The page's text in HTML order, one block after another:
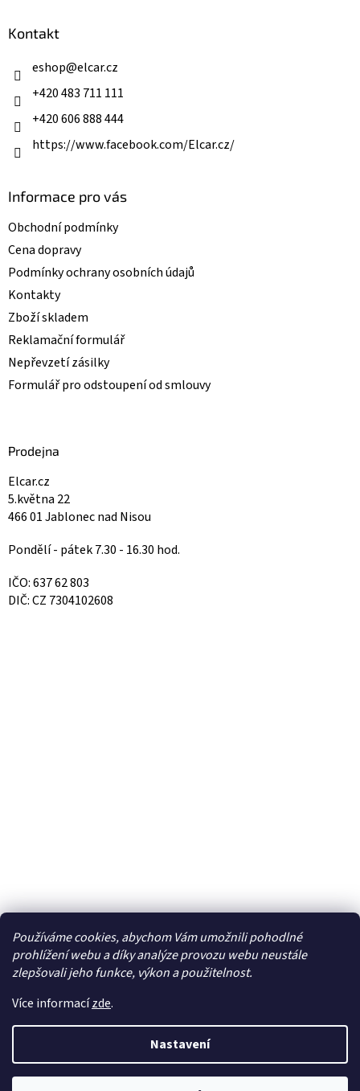
Používáme cookies, abychom Vám umožnili pohodlné
prohlížení webu a díky analýze provozu webu neustále
zlepšovali jeho funkce, výkon a použitelnost.
Více informacízde.
Nastavení
Kontakt
eshop@elcar.cz
+420 483 711 111
+420 606 888 444
https://www.facebook.com/Elcar.cz/
Informace pro vás
Obchodní podmínky
Cena dopravy
Podmínky ochrany osobních údajů
Kontakty
Zboží skladem
Reklamační formulář
Nepřevzetí zásilky
Formulář pro odstoupení od smlouvy
Prodejna
Elcar.cz
5.května 22
466 01 Jablonec nad Nisou
Pondělí - pátek 7.30 - 16.30 hod.
IČO: 637 62 803
DIČ: CZ 7304102608
Facebook
Vytvořil Shoptet
Copyright 2026Elcar - elektrospecialista - RC modely,
autorádia, navigace, alarmy, domácí audio. Všechna